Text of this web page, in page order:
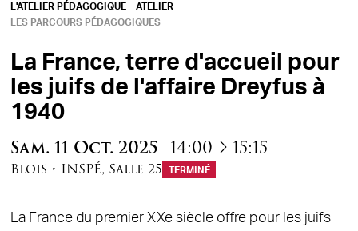
L'ATELIER PÉDAGOGIQUE
ATELIER
LES PARCOURS PÉDAGOGIQUES
La France, terre d'accueil pour
les juifs de l'affaire Dreyfus à
1940
Sam. 11 Oct. 2025 14:00 à15:15
Blois • INSPÉ, Salle 25 TERMINÉ
La France du premier XXe siècle offre pour les juifs